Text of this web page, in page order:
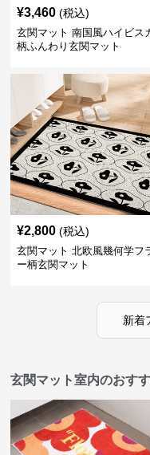
¥3,460 (税込)
玄関マット 南国風ハイビス
柄ふんわり玄関マット
¥2,800 (税込)
玄関マット 北欧風幾何学フ
ー柄玄関マット
新着
玄関マット室内のおす